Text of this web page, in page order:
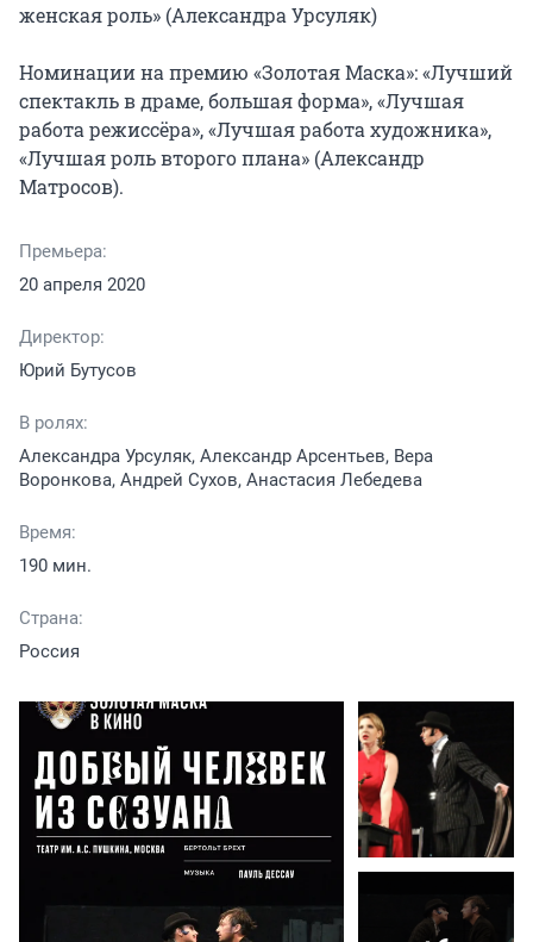
женская роль» (Александра Урсуляк)
Номинации на премию «Золотая Маска»: «Лучший
спектакль в драме, большая форма», «Лучшая
работа режиссёра», «Лучшая работа художника»,
«Лучшая роль второго плана» (Александр
Матросов).
Премьера:
20 апреля 2020
Директор:
Юрий Бутусов
В ролях:
Александра Урсуляк, Александр Арсентьев, Вера
Воронкова, Андрей Сухов, Анастасия Лебедева
Время:
190 мин.
Страна:
Россия